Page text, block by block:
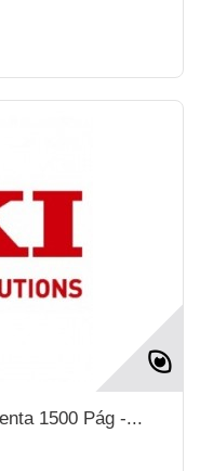
1500 Pág -...